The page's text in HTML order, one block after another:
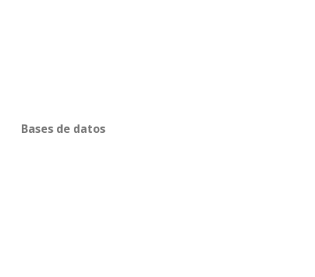
Bases de datos